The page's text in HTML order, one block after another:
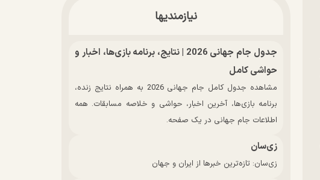
نیازمندیها
جدول جام جهانی 2026 | نتایج، برنامه بازی‌ها، اخبار و
حواشی کامل
مشاهده جدول کامل جام جهانی 2026 به همراه نتایج زنده،
برنامه بازی‌ها، آخرین اخبار، حواشی و خلاصه مسابقات. همه
اطلاعات جام جهانی در یک صفحه.
زی‌سان
زی‌سان: تازه‌ترین خبرها از ایران و جهان